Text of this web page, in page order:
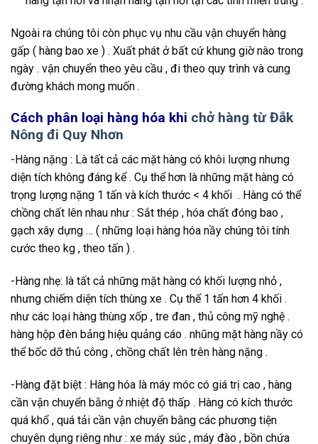
Ngoài ra chúng tôi còn phục vụ nhu cầu vận chuyển hàng
gấp ( hàng bao xe ) . Xuất phát ở bất cứ khung giờ nào trong
ngày . vận chuyển theo yêu cầu , đi theo quy trình và cung
đường khách mong muốn .
Cách phân loại hàng hóa khi chở hàng từ Đắk
Nông đi Quy Nhơn
-Hàng nặng : Là tất cả các mặt hàng có khôi lượng nhưng
diện tích không đáng kể . Cụ thể hơn là những mặt hàng có
trọng lượng nặng 1 tấn và kích thước < 4 khối . Hàng có thể
chồng chất lên nhau như : Sắt thép , hóa chất đóng bao ,
gạch xây dựng … ( những loại hàng hóa nầy chúng tôi tính
cước theo kg , theo tấn ) .
-Hàng nhẹ: là tất cả những mặt hàng có khối lượng nhỏ ,
nhưng chiếm diện tích thùng xe . Cụ thể 1 tấn hơn 4 khối .
như các loại hàng thùng xốp , tre đan , thủ công mỹ nghệ .
hàng hộp đèn bảng hiệu quảng cáo . nhũng mặt hàng nầy có
thể bốc dỡ thủ công , chồng chất lên trên hàng nặng .
-Hàng đặt biệt : Hàng hóa là máy móc có giá trị cao , hàng
cần vận chuyển bằng ở nhiệt độ thấp . Hàng có kích thước
quá khổ , quá tải cần vận chuyển bằng các phương tiện
chuyên dụng riêng như : xe máy súc , máy đào , bồn chứa